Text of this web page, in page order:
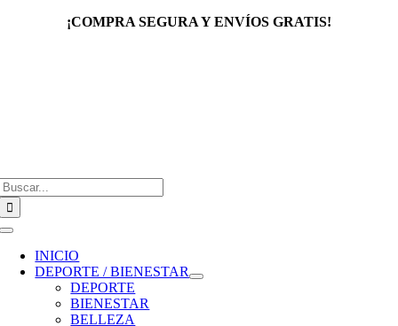
¡COMPRA SEGURA Y ENVÍOS GRATIS!
Toggle
Navigation
INICIO
DEPORTE / BIENESTAR
DEPORTE
BIENESTAR
BELLEZA